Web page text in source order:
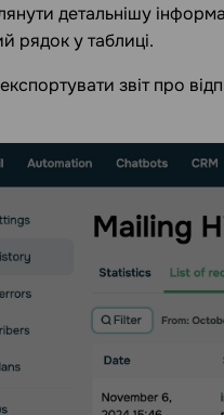
детальнішу
рядок у таблиці.
звіт про